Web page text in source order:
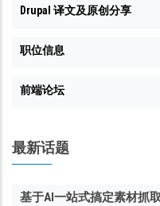
Drupal 译文及原创分享
职位信息
前端论坛
最新话题
基于AI一站式搞定素材抓